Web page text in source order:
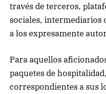
través de terceros,
sociales, intermediarios
a los expresamente
Para aquellos
paquetes de
correspondientes a sus